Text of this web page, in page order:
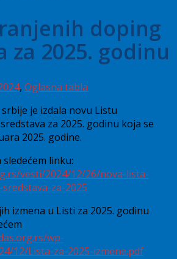
doping
za 2025. godinu
, Oglasna tabla
je izdala novu Listu
za 2025. godinu koja se
2025. godine.
linku:
vesti/2024/12/26/nova-lista-
za-2025
izmena u Listi za 2025. godinu
wp-
12/Lista-za-2025-izmene.pdf